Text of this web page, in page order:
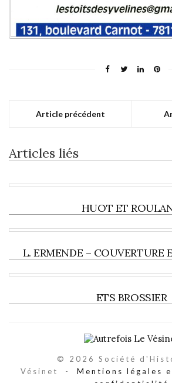
Article précédent
Articles liés
HUOT ET
L. ERMENDE – COUVERTURE
ETS BROSSIER
© 2026 Société
Vésinet - Mentions légales